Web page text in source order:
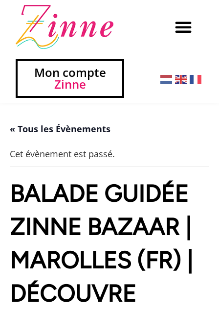
Mon compte
Zinne
« Tous les Évènements
Cet évènement est passé.
BALADE GUIDÉE
ZINNE BAZAAR |
MAROLLES (FR) |
DÉCOUVRE